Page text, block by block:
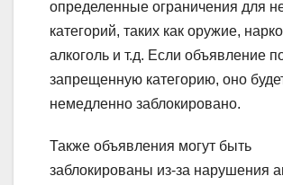
определенные ограничения для
категорий, таких как оружие,
алкоголь и т.д. Если объявление
запрещенную категорию, оно
немедленно заблокировано.
Также объявления могут быть
заблокированы из-за нарушения